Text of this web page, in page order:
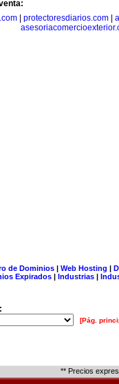
protectoresdiarios.com
de Dominios| Web Hosting |
Expirados | Industrias |
[Pág.
** Precios